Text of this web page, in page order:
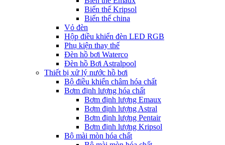
Biến thế Kripsol
Biến thế china
Vỏ đèn
Hộp điều khiển đèn LED RGB
Phụ kiện thay thế
Đèn hồ bơi Waterco
Đèn hồ Bơi Astralpool
Thiết bị xử lý nước hồ bơi
Bộ điều khiển châm hóa chất
Bơm định lượng hóa chất
Bơm định lượng Emaux
Bơm định lượng Astral
Bơm định lượng Pentair
Bơm định lượng Kripsol
Bộ mài mòn hóa chất